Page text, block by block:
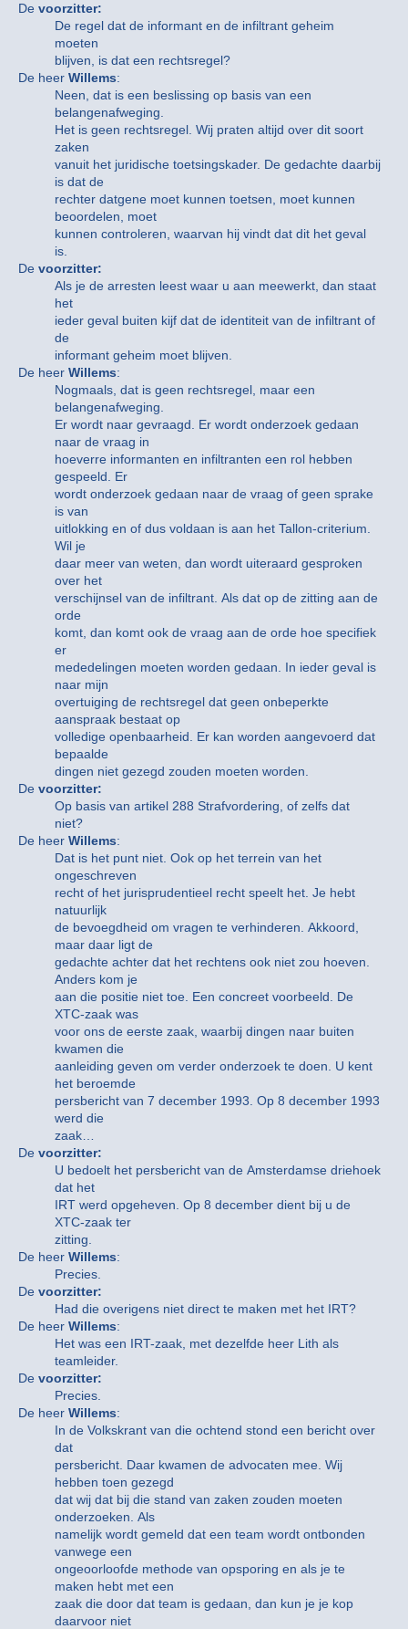
De voorzitter:
De regel dat de informant en de infiltrant geheim
moeten
blijven, is dat een rechtsregel?
De heer Willems:
Neen, dat is een beslissing op basis van een
belangenafweging.
Het is geen rechtsregel. Wij praten altijd over dit soort
zaken
vanuit het juridische toetsingskader. De gedachte daarbij
is dat de
rechter datgene moet kunnen toetsen, moet kunnen
beoordelen, moet
kunnen controleren, waarvan hij vindt dat dit het geval
is.
De voorzitter:
Als je de arresten leest waar u aan meewerkt, dan staat
het
ieder geval buiten kijf dat de identiteit van de infiltrant of
de
informant geheim moet blijven.
De heer Willems:
Nogmaals, dat is geen rechtsregel, maar een
belangenafweging.
Er wordt naar gevraagd. Er wordt onderzoek gedaan
naar de vraag in
hoeverre informanten en infiltranten een rol hebben
gespeeld. Er
wordt onderzoek gedaan naar de vraag of geen sprake
is van
uitlokking en of dus voldaan is aan het Tallon-criterium.
Wil je
daar meer van weten, dan wordt uiteraard gesproken
over het
verschijnsel van de infiltrant. Als dat op de zitting aan de
orde
komt, dan komt ook de vraag aan de orde hoe specifiek
er
mededelingen moeten worden gedaan. In ieder geval is
naar mijn
overtuiging de rechtsregel dat geen onbeperkte
aanspraak bestaat op
volledige openbaarheid. Er kan worden aangevoerd dat
bepaalde
dingen niet gezegd zouden moeten worden.
De voorzitter:
Op basis van artikel 288 Strafvordering, of zelfs dat
niet?
De heer Willems:
Dat is het punt niet. Ook op het terrein van het
ongeschreven
recht of het jurisprudentieel recht speelt het. Je hebt
natuurlijk
de bevoegdheid om vragen te verhinderen. Akkoord,
maar daar ligt de
gedachte achter dat het rechtens ook niet zou hoeven.
Anders kom je
aan die positie niet toe. Een concreet voorbeeld. De
XTC-zaak was
voor ons de eerste zaak, waarbij dingen naar buiten
kwamen die
aanleiding geven om verder onderzoek te doen. U kent
het beroemde
persbericht van 7 december 1993. Op 8 december 1993
werd die
zaak…
De voorzitter:
U bedoelt het persbericht van de Amsterdamse driehoek
dat het
IRT werd opgeheven. Op 8 december dient bij u de
XTC-zaak ter
zitting.
De heer Willems:
Precies.
De voorzitter:
Had die overigens niet direct te maken met het IRT?
De heer Willems:
Het was een IRT-zaak, met dezelfde heer Lith als
teamleider.
De voorzitter:
Precies.
De heer Willems:
In de Volkskrant van die ochtend stond een bericht over
dat
persbericht. Daar kwamen de advocaten mee. Wij
hebben toen gezegd
dat wij dat bij die stand van zaken zouden moeten
onderzoeken. Als
namelijk wordt gemeld dat een team wordt ontbonden
vanwege een
ongeoorloofde methode van opsporing en als je te
maken hebt met een
zaak die door dat team is gedaan, dan kun je je kop
daarvoor niet